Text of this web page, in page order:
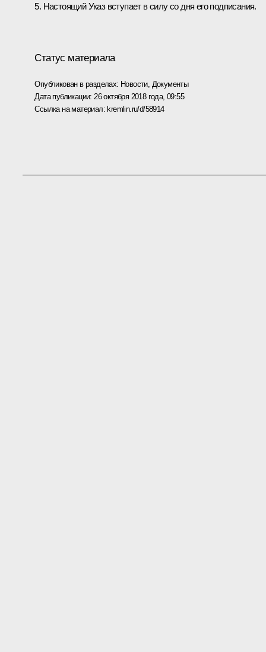
5. Настоящий Указ вступает в силу со дня его подписания.
Статус материала
Опубликован в разделах: Новости, Документы
Дата публикации: 26 октября 2018 года, 09:55
Ссылка на материал: kremlin.ru/d/58914